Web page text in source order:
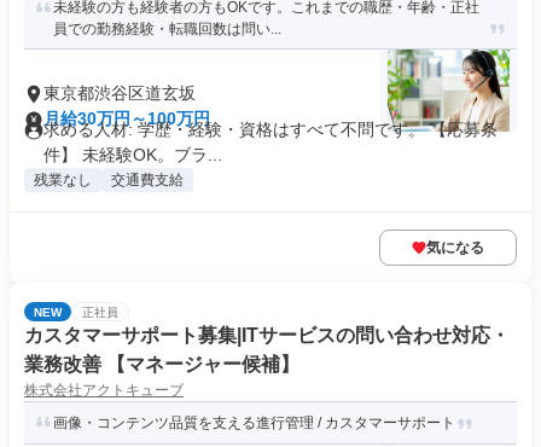
未経験の方も経験者の方もOKです。これまでの職歴・年齢・正社
員での勤務経験・転職回数は問い...
東京都渋谷区道玄坂
月給30万円～100万円
求める人材: 学歴・経験・資格はすべて不問です。 【応募条
件】 未経験OK。ブラ...
残業なし 交通費支給
気になる
NEW 正社員
カスタマーサポート募集|ITサービスの問い合わせ対応・
業務改善 【マネージャー候補】
株式会社アクトキューブ
画像・コンテンツ品質を支える進行管理 / カスタマーサポート